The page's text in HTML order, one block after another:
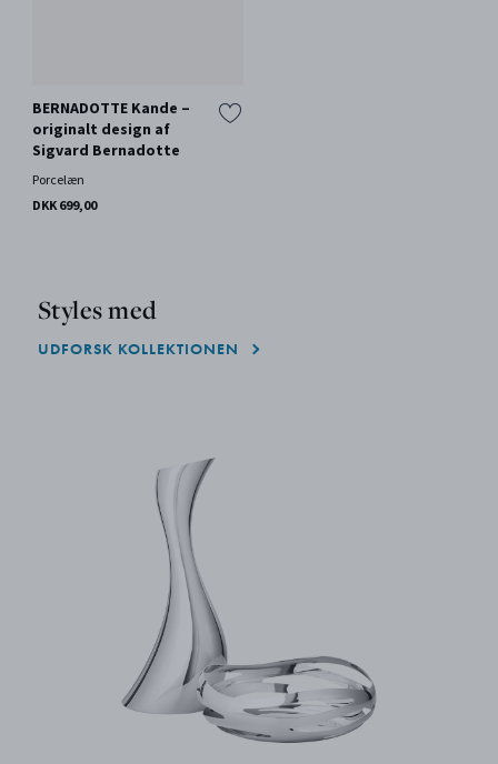
BERNADOTTE Kande –
originalt design af
Sigvard Bernadotte
Porcelæn
DKK 699,00
Styles med
UDFORSK KOLLEKTIONEN